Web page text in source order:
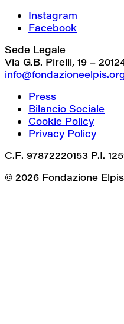
Instagram
Facebook
Sede Legale
Via G.B. Pirelli, 19 –
Press
Bilancio Sociale
Cookie Policy
Privacy Policy
C.F. 97872220153 P.I.
© 2026 Fondazione